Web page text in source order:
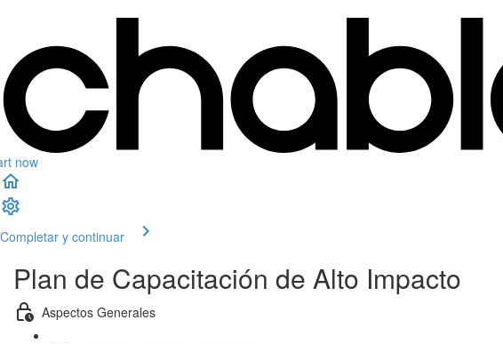
now
Completar y continuar
Plan de Capacitación de Alto Impacto
Aspectos Generales